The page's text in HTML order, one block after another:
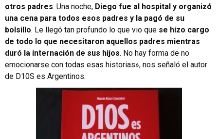
otros padres. Una noche, Diego fue al hospital y organizó
una cena para todos esos padres y la pagó de su
bolsillo. Le llegó tan profundo lo que vio que se hizo cargo
de todo lo que necesitaron aquellos padres mientras
duró la internación de sus hijos. No hay forma de no
emocionarse con todas esas historias», nos señaló el autor
de D10S es Argentinos.